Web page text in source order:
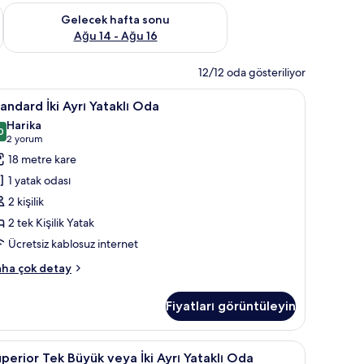
7 - Ağu 9
Gelecek hafta sonu
Ağu 14 - Ağu 16
Önümüzdeki hafta sonu için müsaitliği kontrol et Ağu 14 -
12/12 oda gösteriliyor
Oda | 1 yatak odası, minibar, dizüstü bilgisayar çalışma alanı
Standard İki Ayrı Yataklı Oda | 1 yatak
2 İki Ayrı Yataklı Oda
/ 10
Harika
2 yorum
(2
yorum)
18 metre kare
1 yatak odası
2 kişilik
2 tek Kişilik Yatak
Ücretsiz kablosuz internet
çok detay
Fiyatları görüntüleyin
alanı 1 yatak odası, minibar, dizüstü bilgisayar
4 Tek Büyük veya İki Ayrı Yataklı Oda